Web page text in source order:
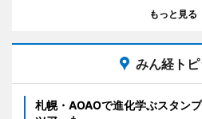
もっと見る
みん経ト
札幌・AOAOで進化学ぶスタン